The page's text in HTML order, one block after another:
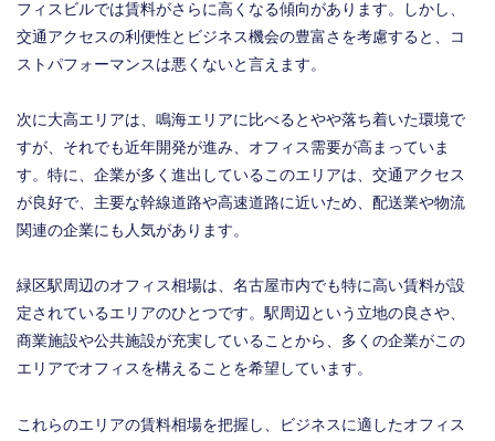
フィスビルでは賃料がさらに高くなる傾向があります。しかし、
交通アクセスの利便性とビジネス機会の豊富さを考慮すると、コ
ストパフォーマンスは悪くないと言えます。
次に大高エリアは、鳴海エリアに比べるとやや落ち着いた環境で
すが、それでも近年開発が進み、オフィス需要が高まっていま
す。特に、企業が多く進出しているこのエリアは、交通アクセス
が良好で、主要な幹線道路や高速道路に近いため、配送業や物流
関連の企業にも人気があります。
緑区駅周辺のオフィス相場は、名古屋市内でも特に高い賃料が設
定されているエリアのひとつです。駅周辺という立地の良さや、
商業施設や公共施設が充実していることから、多くの企業がこの
エリアでオフィスを構えることを希望しています。
これらのエリアの賃料相場を把握し、ビジネスに適したオフィス